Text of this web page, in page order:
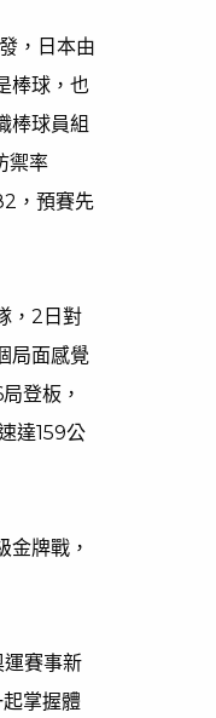
，日本由
棒球，也
棒球員組
禦率
，預賽先
，2日對
局面感覺
登板，
達159公
金牌戰，
賽事新
起掌握體